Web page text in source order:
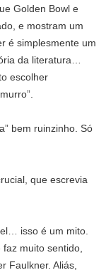
Golden Bowl e
e mostram um
é simplesmente um
da literatura…
escolher
bem ruinzinho. Só
que escrevia
isso é um mito.
muito sentido,
Faulkner. Aliás,